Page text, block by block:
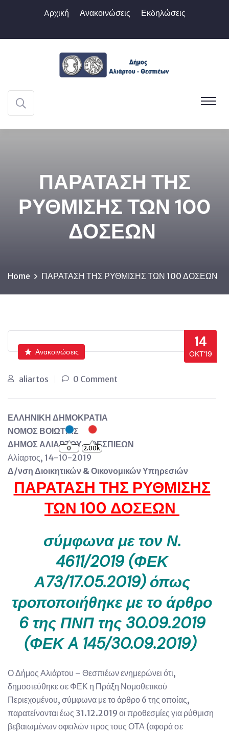
Aρχική Ανακοινώσεις Εκδηλώσεις
ΠΑΡΑΤΑΣΗ ΤΗΣ
ΡΥΘΜΙΣΗΣ ΤΩΝ 100
ΔΟΣΕΩΝ
Home ΠΑΡΑΤΑΣΗ ΤΗΣ ΡΥΘΜΙΣΗΣ ΤΩΝ 100 ΔΟΣΕΩΝ
14
ΟΚΤ’19
Ανακοινώσεις
aliartos 0 Comment
ΕΛΛΗΝΙΚΗ ΔΗΜΟΚΡΑΤΙΑ
ΝΟΜΟΣ ΒΟΙΩΤΙΑΣ
ΔΗΜΟΣ ΑΛΙΑΡΤΟΥ – ΘΕΣΠΙΕΩΝ
Αλίαρτος, 14-10-2019
Δ/νση Διοικητικών & Οικονομικών Υπηρεσιών
ΠΑΡΑΤΑΣΗ ΤΗΣ ΡΥΘΜΙΣΗΣ
ΤΩΝ 100 ΔΟΣΕΩΝ
σύμφωνα με τον Ν.
4611/2019 (ΦΕΚ
Α73/17.05.2019) όπως
τροποποιήθηκε με το άρθρο
6 της ΠΝΠ της 30.09.2019
(ΦΕΚ A 145/30.09.2019)
Ο Δήμος Αλιάρτου – Θεσπιέων ενημερώνει ότι,
δημοσιεύθηκε σε ΦΕΚ η Πράξη Νομοθετικού
Περιεχομένου, σύμφωνα με το άρθρο 6 της οποίας,
παρατείνονται έως 31.12.2019 οι προθεσμίες για ρύθμιση
βεβαιωμένων οφειλών προς τους ΟΤΑ (αφορά σε
0 2.00k